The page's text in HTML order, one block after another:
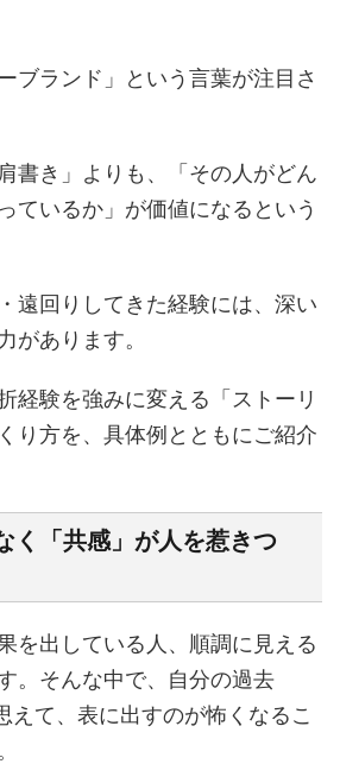
ブランド」という言葉が注目さ
書き」よりも、「その人がどん
ているか」が価値になるという
遠回りしてきた経験には、深い
があります。
経験を強みに変える「ストーリ
り方を、具体例とともにご紹介
く「共感」が人を惹きつ
を出している人、順調に見える
。そんな中で、自分の過去
えて、表に出すのが怖くなるこ